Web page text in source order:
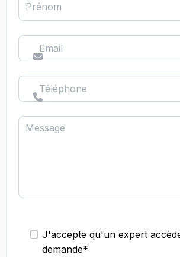
Prénom
Email
Téléphone
Message
J'accepte qu'un expert
demande*